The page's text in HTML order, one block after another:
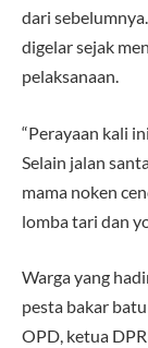
dari
digelar sejak
pelaksanaan.
“Perayaan kali
Selain jalan
mama noken
lomba tari dan
Warga yang
pesta bakar
OPD, ketua